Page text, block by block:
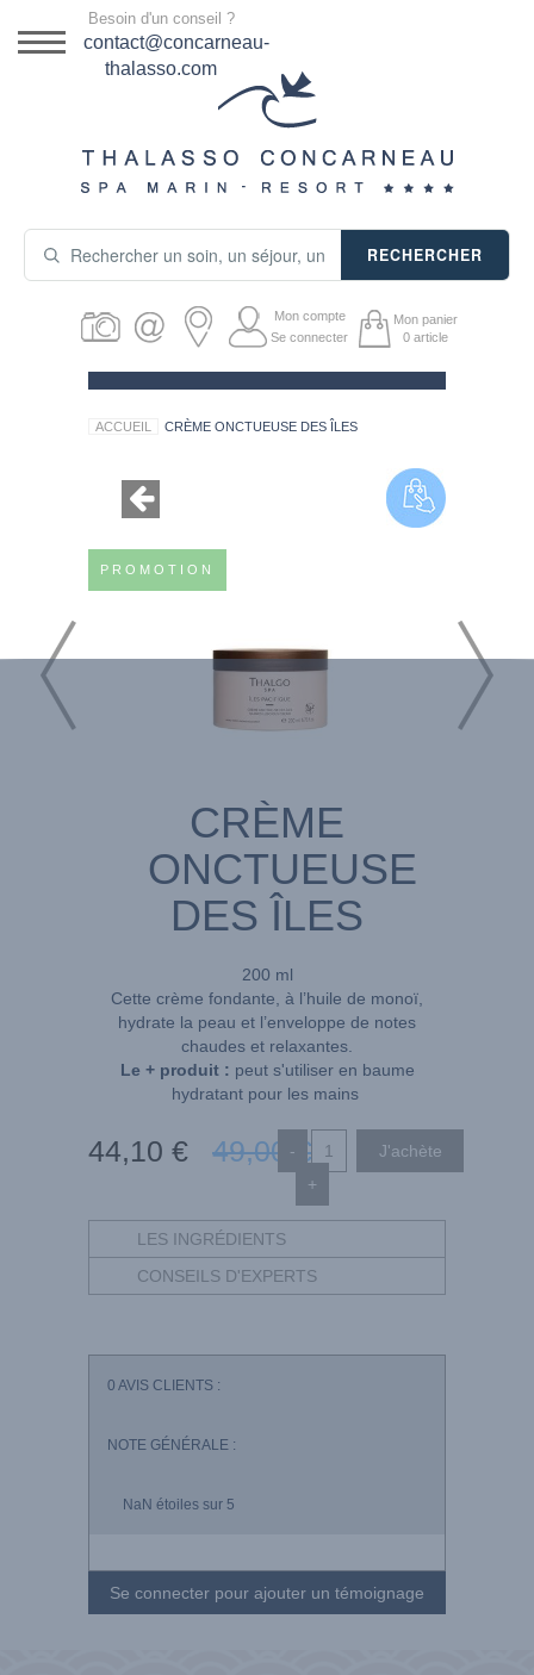
DESTINATION
SÉJOURS THALASSO
PRODUITS COSMÉTIQUES
GUIDE CADEAUX
Besoin d'un conseil ?
contact@concarneau-
thalasso.com
RECHERCHER
Mon compte
Se connecter
Mon panier
0 article
ACCUEIL CRÈME ONCTUEUSE DES ÎLES
PROMOTION
CRÈME
ONCTUEUSE
DES ÎLES
200 ml
Cette crème fondante, à l’huile de monoï,
hydrate la peau et l’enveloppe de notes
chaudes et relaxantes.
Le + produit : peut s'utiliser en baume
hydratant pour les mains
44,10 € 49,00 €
-
+
LES INGRÉDIENTS
CONSEILS D'EXPERTS
0 AVIS CLIENTS :
NOTE GÉNÉRALE :
NaN étoiles sur 5
Se connecter pour ajouter un témoignage